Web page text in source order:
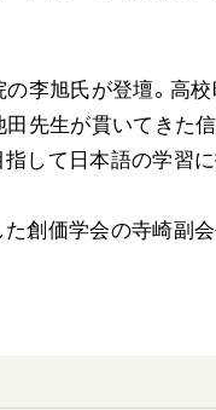
の李旭氏が登壇。高
田先生が貫いてき
して日本語の学習に
創価学会の寺崎副